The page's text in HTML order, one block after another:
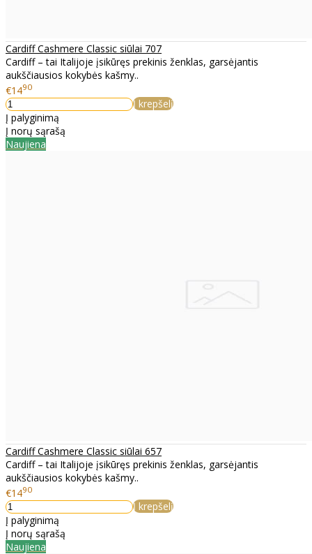
Cardiff Cashmere Classic siūlai 707
Cardiff – tai Italijoje įsikūręs prekinis ženklas, garsėjantis
aukščiausios kokybės kašmy..
€1490
Į krepšelį
Į palyginimą
Į norų sąrašą
Naujiena
Cardiff Cashmere Classic siūlai 657
Cardiff – tai Italijoje įsikūręs prekinis ženklas, garsėjantis
aukščiausios kokybės kašmy..
€1490
Į krepšelį
Į palyginimą
Į norų sąrašą
Naujiena